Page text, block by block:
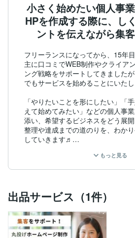
小さく始めたい個人事
HPを作成する際に、し
ントを伝えながら集
フリーランスになってから、15年目
主に口コミでWEB制作やクライア
ング戦略をサポートしてきました
でもサービスを始めることにいたし
「やりたいことを形にしたい」「
えて始めてみたい」などの個人事
添い、希望するビジネスをどう展
整理や達成までの道のりを、わか
していきます♬
クライアント様が気軽に相談でき
談場所」であるように、共に歩み
☆ 得意なこと ☆
なるべくローリスクでWEB周りを
ト様に、維持管理が無料なHP運営
法までフォローしながらサポートす
もっと見る
出品サービス（1件）